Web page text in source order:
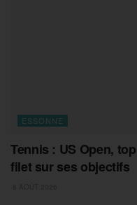
ESSONNE
Tennis : US Open,
filet sur ses objectifs